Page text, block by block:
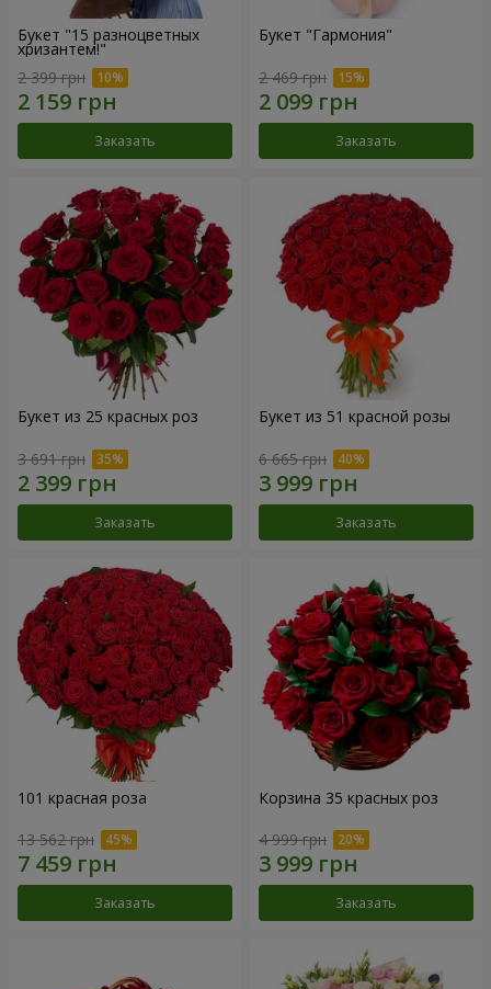
Букет "15 разноцветных
хризантем!"
2 399 грн
Заказать
Букет "Гармония"
2 469 грн
Заказать
Букет из 25 красных роз
3 691 грн
Заказать
Букет из 51 красной розы
6 665 грн
Заказать
101 красная роза
13 562 грн
Заказать
Корзина 35 красных роз
4 999 грн
Заказать